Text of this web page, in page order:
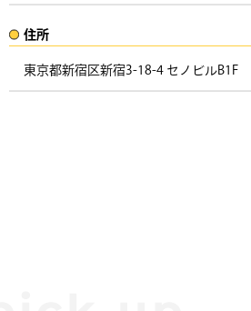
住所​​
東京都新宿区新宿3-18-4 セノビルB1F ​